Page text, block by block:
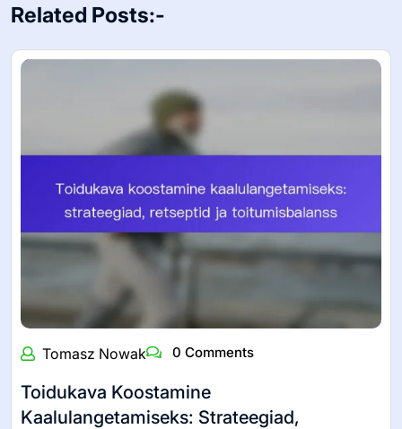
Related Posts:-
Tomasz Nowak 0 Comments
Toidukava Koostamine
Kaalulangetamiseks: Strateegiad,